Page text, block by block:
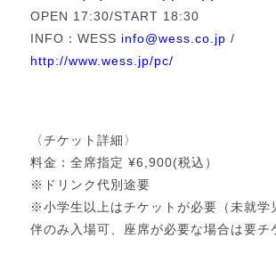
OPEN 17:30/START 18:30
INFO：WESS info@wess.co.jp /
http://www.wess.jp/pc/
〈チケット詳細〉
料金：全席指定 ¥6,900(税込）
※ドリンク代別途要
※小学生以上はチケットが必要（未就学
伴のみ入場可、座席が必要な場合は要チ